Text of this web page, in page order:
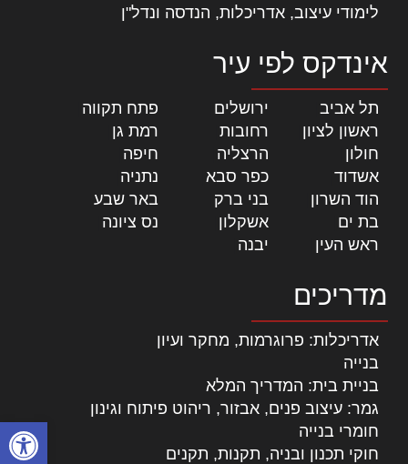
פתח
לימודי עיצוב, אדריכלות, הנדסה ונדל"ן
אינדקס לפי עיר
תל אביב ירושלים פתח תקווה
ראשון לציון
רחובות רמת גן
חולון
הרצליה חיפה
אשדוד
כפר סבא נתניה
הוד השרון
בני ברק באר שבע
בת ים
אשקלון נס ציונה
ראש העין
יבנה
מדריכים
אדריכלות: פרוגרמות, מחקר ועיון
בנייה
בניית בית: המדריך המלא
גמר: עיצוב פנים, אבזור, ריהוט פיתוח וגינון
חומרי בנייה
חוקי תכנון ובניה, תקנות, תקנים